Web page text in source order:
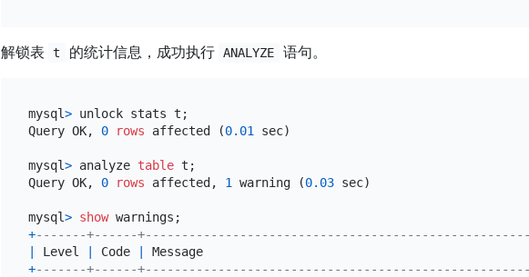
解锁表 t 的统计信息，成功执行 ANALYZE 语句。
mysql> unlock stats t;
Query OK, 0 rows affected (0.01 sec)
mysql> analyze table t;
Query OK, 0 rows affected, 1 warning (0.03 sec)
mysql> show
+-------+------
|
Level | Code |
+-------+------